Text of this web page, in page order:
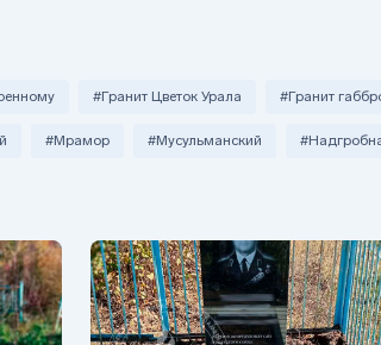
#Гранит Цветок Урала #Гранит
#Мрамор #Мусульманский